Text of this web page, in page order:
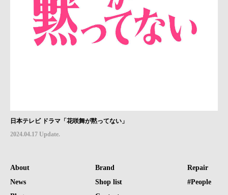
日本テレビ ドラマ「花咲舞が黙ってない」
2024.04.17 Update.
About
News
Brand
Shop list
Repair
#People